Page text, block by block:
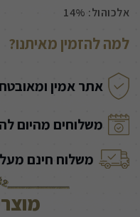
אלכוהול: 14%
למה להזמין מאיתנו?
אתר אמין ומאובטח
משלוחים מהיום
משלוח חינם מעל 499 ש"ח*